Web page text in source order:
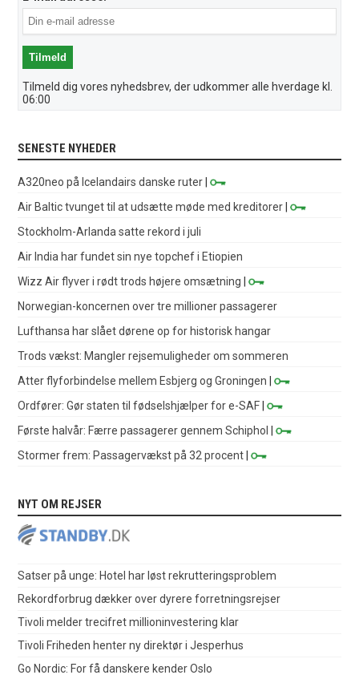
Tilmeld dig vores nyhedsbrev, der udkommer alle hverdage kl.
06:00
SENESTE NYHEDER
A320neo på Icelandairs danske ruter |
Air Baltic tvunget til at udsætte møde med kreditorer |
Stockholm-Arlanda satte rekord i juli
Air India har fundet sin nye topchef i Etiopien
Wizz Air flyver i rødt trods højere omsætning |
Norwegian-koncernen over tre millioner passagerer
Lufthansa har slået dørene op for historisk hangar
Trods vækst: Mangler rejsemuligheder om sommeren
Atter flyforbindelse mellem Esbjerg og Groningen |
Ordfører: Gør staten til fødselshjælper for e-SAF |
Første halvår: Færre passagerer gennem Schiphol
|
Stormer frem: Passagervækst på 32 procent |
NYT OM REJSER
Satser på unge: Hotel har løst rekrutteringsproblem
Rekordforbrug dækker over dyrere forretningsrejser
Tivoli melder trecifret millioninvestering klar
Tivoli Friheden henter ny direktør i Jesperhus
Go Nordic: For få danskere kender Oslo